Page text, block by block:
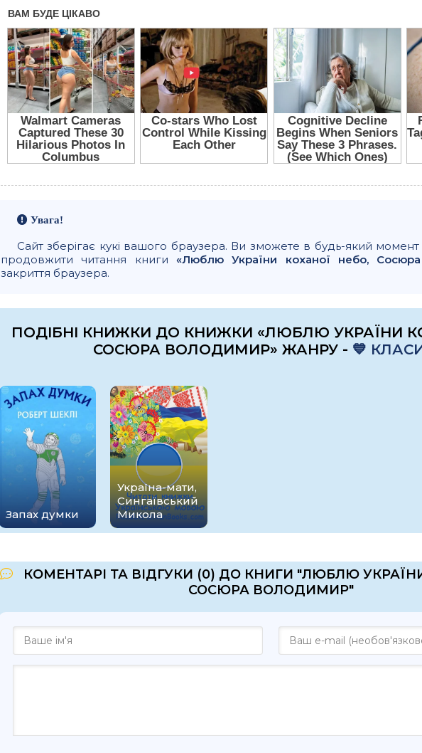
Увага!
Сайт зберігає кукі вашого браузера. Ви зможете в будь-який момент
продовжити читання книги «Люблю України коханої небо,
закриття браузера.
ПОДІБНІ КНИЖКИ ДО КНИЖКИ «ЛЮБЛЮ УКРАЇНИ
СОСЮРА ВОЛОДИМИР» ЖАНРУ - 💙
Запах думки
Україна-мати,
Сингаївський
Микола
КОМЕНТАРІ ТА ВІДГУКИ (0) ДО КНИГИ "ЛЮБЛЮ
СОСЮРА ВОЛОДИМИР"